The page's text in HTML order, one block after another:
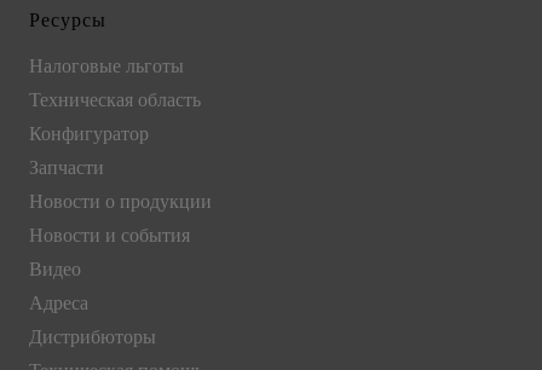
Ресурсы
Налоговые льготы
Техническая область
Конфигуратор
Запчасти
Новости о продукции
Новости и события
Видео
Адреса
Дистрибюторы